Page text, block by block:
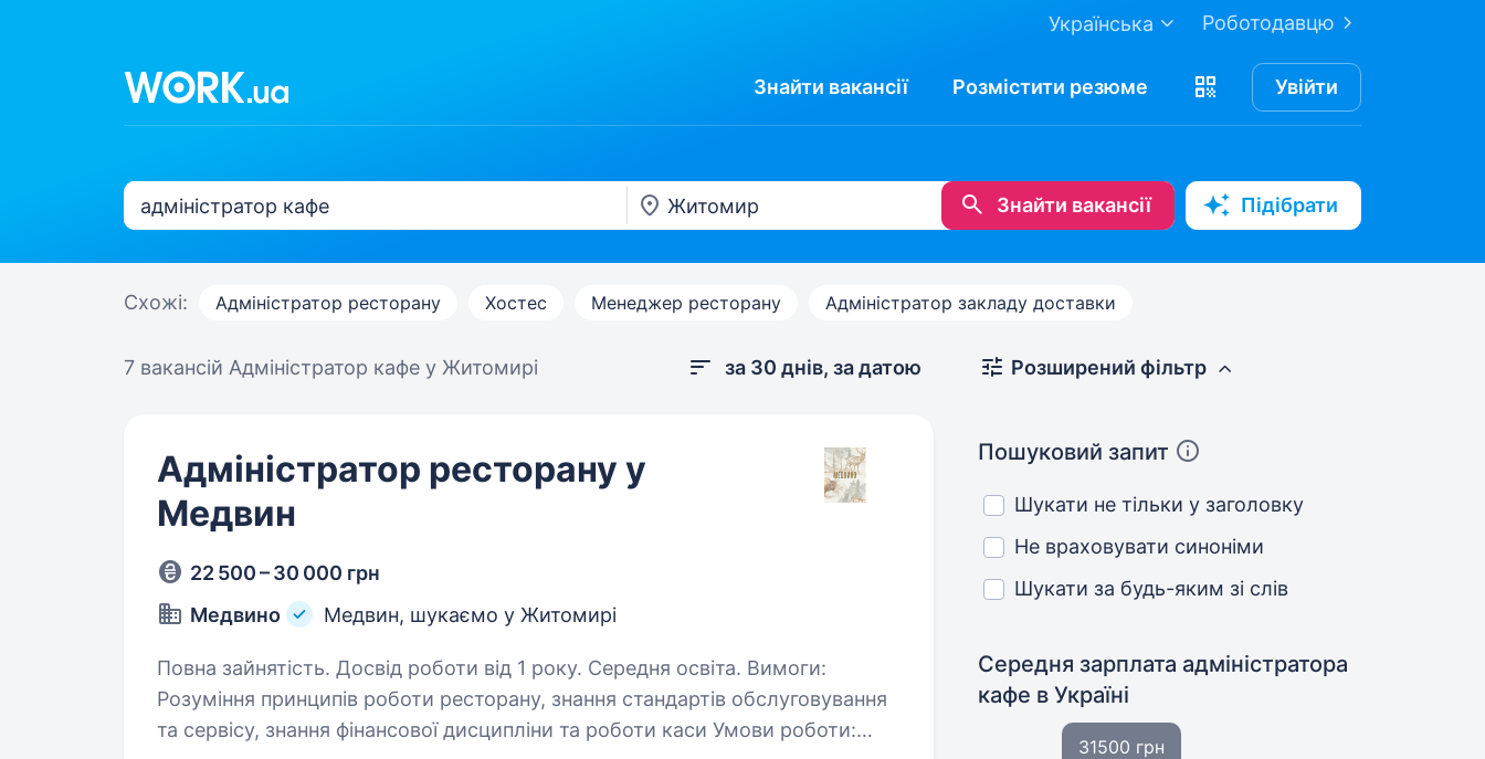
Роботодавцю
Українська
Знайти вакансії Розмістити резюме Увійти
Знайти вакансії Підібрати
Схожі: Адміністратор ресторану Хостес Менеджер ресторану Адміністратор закладу доставки
7 вакансій Адміністратор кафе у Житомирі за 30 днів, за датою
Адміністратор ресторану у
Медвин
22 500 – 30 000 грн
Медвино
Медвин, шукаємо у Житомирі
Повна зайнятість. Досвід роботи від 1 року. Середня освіта. Вимоги:
Розуміння принципів роботи ресторану, знання стандартів обслуговування
та сервісу, знання фінансової дисципліни та роботи каси Умови роботи:
Розширений фільтр
Пошуковий запит
Шукати не тільки у заголовку
Не враховувати синоніми
Шукати за будь-яким зі слів
Середня зарплата адміністратора
кафе в Україні
31500 грн